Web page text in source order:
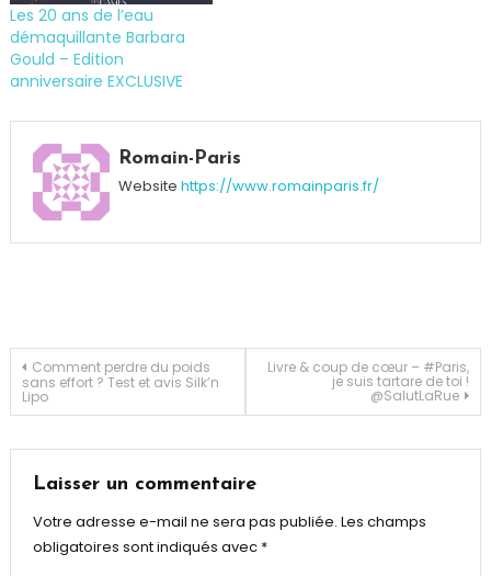
Les 20 ans de l’eau
démaquillante Barbara
Gould – Edition
anniversaire EXCLUSIVE
Musique,
Romain-Paris
Website https://www.romainparis.fr/
Navigation
de
l’article
Comment perdre du poids
sans effort ? Test et avis Silk’n
Lipo
Livre & coup de cœur – #Paris,
je suis tartare de toi !
@SalutLaRue
Laisser un commentaire
Votre adresse e-mail ne sera pas publiée. Les champs
obligatoires sont indiqués avec *